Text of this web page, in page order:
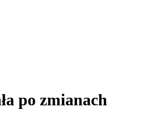
po zmianach